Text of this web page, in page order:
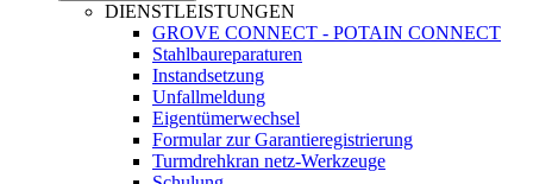
DIENSTLEISTUNGEN
GROVE CONNECT - POTAIN CONNECT
Stahlbaureparaturen
Instandsetzung
Unfallmeldung
Eigentümerwechsel
Formular zur Garantieregistrierung
Turmdrehkran netz-Werkzeuge